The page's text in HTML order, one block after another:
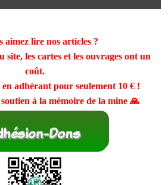
aimez lire nos articles ?
site, les cartes et les ouvrages ont un
coût.
en adhérant pour seulement 10 €!
à la mémoire de la mine 🙏